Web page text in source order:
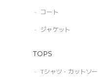
コート
ジャケット
TOPS
Tシャツ・カットソー